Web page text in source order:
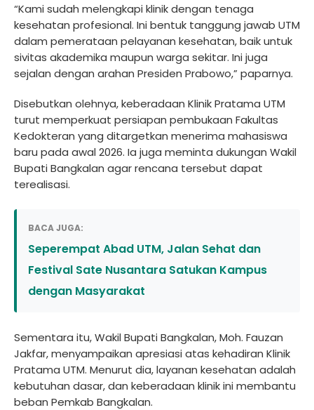
“Kami sudah melengkapi klinik dengan tenaga
kesehatan profesional. Ini bentuk tanggung jawab UTM
dalam pemerataan pelayanan kesehatan, baik untuk
sivitas akademika maupun warga sekitar. Ini juga
sejalan dengan arahan Presiden Prabowo,” paparnya.
Disebutkan olehnya, keberadaan Klinik Pratama UTM
turut memperkuat persiapan pembukaan Fakultas
Kedokteran yang ditargetkan menerima mahasiswa
baru pada awal 2026. Ia juga meminta dukungan Wakil
Bupati Bangkalan agar rencana tersebut dapat
terealisasi.
BACA JUGA:
Seperempat Abad UTM, Jalan Sehat dan
Festival Sate Nusantara Satukan Kampus
dengan Masyarakat
Sementara itu, Wakil Bupati Bangkalan, Moh. Fauzan
Jakfar, menyampaikan apresiasi atas kehadiran Klinik
Pratama UTM. Menurut dia, layanan kesehatan adalah
kebutuhan dasar, dan keberadaan klinik ini membantu
beban Pemkab Bangkalan.